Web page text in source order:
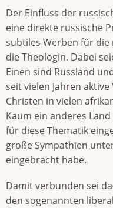
Der Einfluss der
eine direkte russische
subtiles Werben für
die Theologin. Dabei
Einen sind Russland
seit vielen Jahren
Christen in vielen
Kaum ein anderes
für diese Thematik
große Sympathien
eingebracht habe.
Damit verbunden sei
den sogenannten